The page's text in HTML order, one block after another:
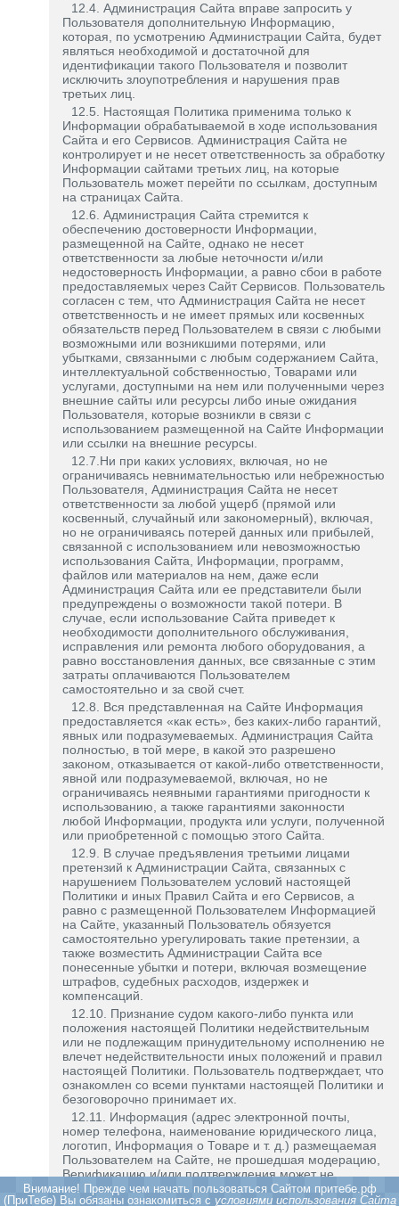
12.4. Администрация Сайта вправе запросить у
Пользователя дополнительную Информацию,
которая, по усмотрению Администрации Сайта, будет
являться необходимой и достаточной для
идентификации такого Пользователя и позволит
исключить злоупотребления и нарушения прав
третьих лиц.
12.5. Настоящая Политика применима только к
Информации обрабатываемой в ходе использования
Сайта и его Сервисов. Администрация Сайта не
контролирует и не несет ответственность за обработку
Информации сайтами третьих лиц, на которые
Пользователь может перейти по ссылкам, доступным
на страницах Сайта.
12.6. Администрация Сайта стремится к
обеспечению достоверности Информации,
размещенной на Сайте, однако не несет
ответственности за любые неточности и/или
недостоверность Информации, а равно сбои в работе
предоставляемых через Сайт Сервисов. Пользователь
согласен с тем, что Администрация Сайта не несет
ответственность и не имеет прямых или косвенных
обязательств перед Пользователем в связи с любыми
возможными или возникшими потерями, или
убытками, связанными с любым содержанием Сайта,
интеллектуальной собственностью, Товарами или
услугами, доступными на нем или полученными через
внешние сайты или ресурсы либо иные ожидания
Пользователя, которые возникли в связи с
использованием размещенной на Сайте Информации
или ссылки на внешние ресурсы.
12.7.Ни при каких условиях, включая, но не
ограничиваясь невнимательностью или небрежностью
Пользователя, Администрация Сайта не несет
ответственности за любой ущерб (прямой или
косвенный, случайный или закономерный), включая,
но не ограничиваясь потерей данных или прибылей,
связанной с использованием или невозможностью
использования Сайта, Информации, программ,
файлов или материалов на нем, даже если
Администрация Сайта или ее представители были
предупреждены о возможности такой потери. В
случае, если использование Сайта приведет к
необходимости дополнительного обслуживания,
исправления или ремонта любого оборудования, а
равно восстановления данных, все связанные с этим
затраты оплачиваются Пользователем
самостоятельно и за свой счет.
12.8. Вся представленная на Сайте Информация
предоставляется «как есть», без каких-либо гарантий,
явных или подразумеваемых. Администрация Сайта
полностью, в той мере, в какой это разрешено
законом, отказывается от какой-либо ответственности,
явной или подразумеваемой, включая, но не
ограничиваясь неявными гарантиями пригодности к
использованию, а также гарантиями законности
любой Информации, продукта или услуги, полученной
или приобретенной с помощью этого Сайта.
12.9. В случае предъявления третьими лицами
претензий к Администрации Сайта, связанных с
нарушением Пользователем условий настоящей
Политики и иных Правил Сайта и его Сервисов, а
равно с размещенной Пользователем Информацией
на Сайте, указанный Пользователь обязуется
самостоятельно урегулировать такие претензии, а
также возместить Администрации Сайта все
понесенные убытки и потери, включая возмещение
штрафов, судебных расходов, издержек и
компенсаций.
12.10. Признание судом какого-либо пункта или
положения настоящей Политики недействительным
или не подлежащим принудительному исполнению не
влечет недействительности иных положений и правил
настоящей Политики. Пользователь подтверждает, что
ознакомлен со всеми пунктами настоящей Политики и
безоговорочно принимает их.
12.11. Информация (адрес электронной почты,
номер телефона, наименование юридического лица,
логотип, Информация о Товаре и т. д.) размещаемая
Пользователем на Сайте, не прошедшая модерацию,
Верификацию и/или подтверждения может не
отображаться другим Пользователям, может быть
заблокирована или удалена с Сайта.
Внимание! Прежде чем начать пользоваться Cайтом притебе.рф
(ПриТебе) Вы обязаны ознакомиться с условиями использования Сайта